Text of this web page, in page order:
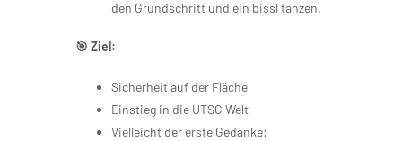
den Grundschritt und ein bissl tanzen.
🎯 Ziel:
Sicherheit auf der Fläche
Einstieg in die UTSC Welt
Vielleicht der erste Gedanke: